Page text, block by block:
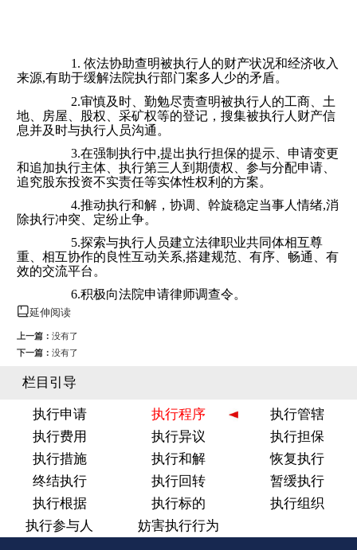
1. 依法协助查明被执行人的财产状况和经济收入
来源,有助于缓解法院执行部门案多人少的矛盾。
2.审慎及时、勤勉尽责查明被执行人的工商、土
地、房屋、股权、采矿权等的登记，搜集被执行人财产信
息并及时与执行人员沟通。
3.在强制执行中,提出执行担保的提示、申请变更
和追加执行主体、执行第三人到期债权、参与分配申请、
追究股东投资不实责任等实体性权利的方案。
4.推动执行和解，协调、幹旋稳定当事人情绪,消
除执行冲突、定纷止争。
5.探索与执行人员建立法律职业共同体相互尊
重、相互协作的良性互动关系,搭建规范、有序、畅通、有
效的交流平台。
6.积极向法院申请律师调查令。
延伸阅读
上一篇： 没有了
下一篇： 没有了
栏目引导
执行申请 执行程序
执行管辖
执行费用
执行异议
执行担保
执行措施
执行和解
恢复执行
终结执行
执行回转
暂缓执行
执行根据
执行标的
执行组织
执行参与人
妨害执行行为